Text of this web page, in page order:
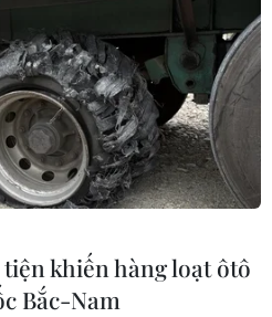
khiến hàng loạt ôtô
Bắc-Nam